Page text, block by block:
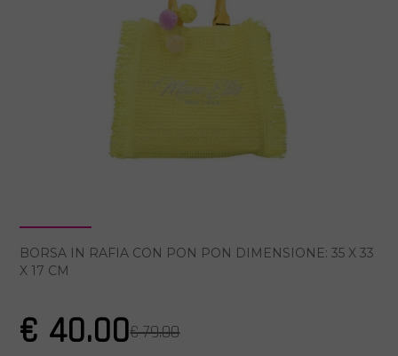
BORSA IN RAFIA CON PON PON DIMENSIONE: 35 X 33
X 17 CM
€ 40.00€ 79.00